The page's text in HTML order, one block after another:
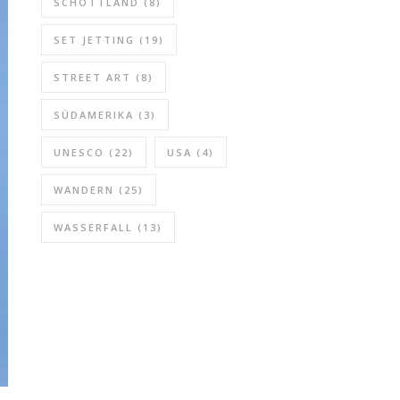
SET JETTING (19)
STREET ART (8)
SÜDAMERIKA (3)
UNESCO (22) USA (4)
WANDERN (25)
WASSERFALL (13)